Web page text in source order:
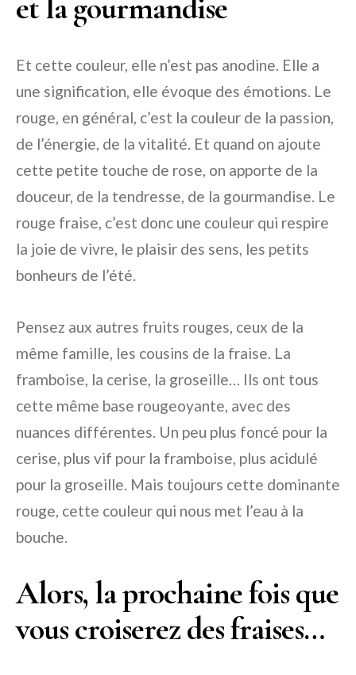
Et cette couleur, elle n’est pas anodine. Elle a
une signification, elle évoque des émotions. Le
rouge, en général, c’est la couleur de la passion,
de l’énergie, de la vitalité. Et quand on ajoute
cette petite touche de rose, on apporte de la
douceur, de la tendresse, de la gourmandise. Le
rouge fraise, c’est donc une couleur qui respire
la joie de vivre, le plaisir des sens, les petits
bonheurs de l’été.
Pensez aux autres fruits rouges, ceux de la
même famille, les cousins de la fraise. La
framboise, la cerise, la groseille… Ils ont tous
cette même base rougeoyante, avec des
nuances différentes. Un peu plus foncé pour la
cerise, plus vif pour la framboise, plus acidulé
pour la groseille. Mais toujours cette dominante
rouge, cette couleur qui nous met l’eau à la
bouche.
Alors, la prochaine fois que
vous croiserez des fraises…